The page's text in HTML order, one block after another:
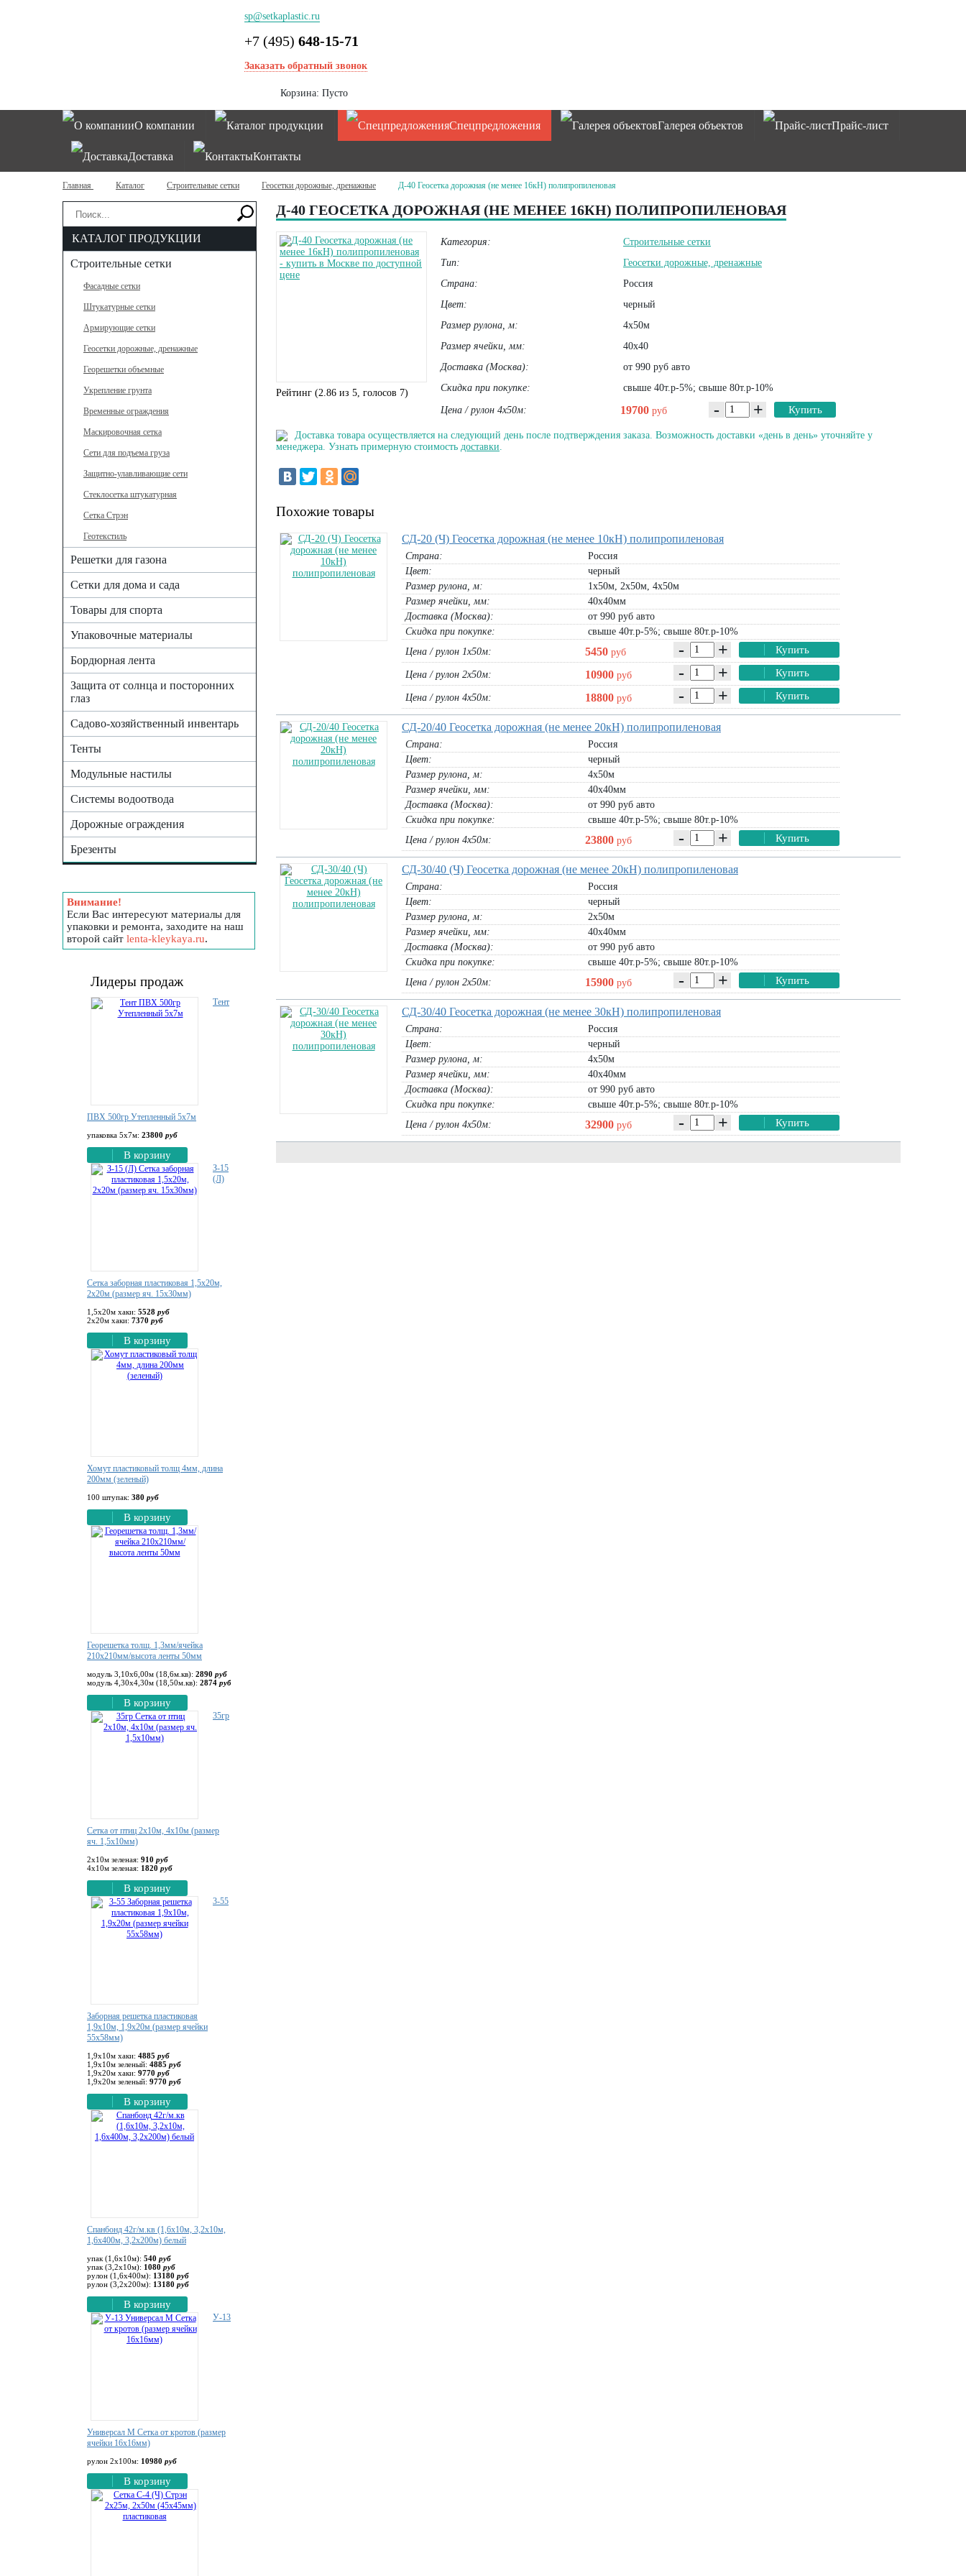
sp@setkaplastic.ru
+7 (495) 648-15-71
Заказать обратный звонок
Корзина: Пусто
О компании Каталог продукции Спецпредложения Галерея объектов Прайс-лист
Доставка Контакты
Главная Каталог Строительные сетки Геосетки дорожные, дренажные Д-40 Геосетка дорожная (не менее 16кН) полипропиленовая
Д-40 ГЕОСЕТКА ДОРОЖНАЯ (НЕ МЕНЕЕ 16КН) ПОЛИПРОПИЛЕНОВАЯ
КАТАЛОГ ПРОДУКЦИИ
Строительные сетки
Фасадные сетки
Штукатурные сетки
Армирующие сетки
Геосетки дорожные, дренажные
Георешетки объемные
Укрепление грунта
Временные ограждения
Маскировочная сетка
Сети для подъема груза
Защитно-улавливающие сети
Стеклосетка штукатурная
Сетка Стрэн
Геотекстиль
Решетки для газона
Сетки для дома и сада
Товары для спорта
Упаковочные материалы
Бордюрная лента
Защита от солнца и посторонних
глаз
Садово-хозяйственный инвентарь
Тенты
Модульные настилы
Системы водоотвода
Дорожные ограждения
Брезенты
Внимание!
Если Вас интересуют материалы для
упаковки и ремонта, заходите на наш
второй сайт lenta-kleykaya.ru.
Лидеры продаж
Тент
ПВХ 500гр Утепленный 5х7м
упаковка 5х7м: 23800 руб
В корзину
З-15
(Л)
Сетка заборная пластиковая 1,5х20м,
2х20м (размер яч. 15х30мм)
1,5х20м хаки: 5528 руб
2х20м хаки: 7370 руб
В корзину
Хомут пластиковый толщ 4мм, длина
200мм (зеленый)
100 штупак: 380 руб
В корзину
Георешетка толщ. 1,3мм/ячейка
210х210мм/высота ленты 50мм
модуль 3,10х6,00м (18,6м.кв): 2890 руб
модуль 4,30х4,30м (18,50м.кв): 2874 руб
В корзину
35гр
Cетка от птиц 2х10м, 4х10м (размер
яч. 1,5х10мм)
2х10м зеленая: 910 руб
4х10м зеленая: 1820 руб
В корзину
3-55
Заборная решетка пластиковая
1,9х10м, 1,9х20м (размер ячейки
55х58мм)
1,9х10м хаки: 4885 руб
1,9х10м зеленый: 4885 руб
1,9х20м хаки: 9770 руб
1,9х20м зеленый: 9770 руб
В корзину
Спанбонд 42г/м.кв (1,6х10м, 3,2х10м,
1,6х400м, 3,2х200м) белый
упак (1,6х10м): 540 руб
упак (3,2х10м): 1080 руб
рулон (1,6х400м): 13180 руб
рулон (3,2х200м): 13180 руб
В корзину
У-13
Универсал М Сетка от кротов (размер
ячейки 16х16мм)
рулон 2х100м: 10980 руб
В корзину
Рейтинг (2.86 из 5, голосов 7)
Категория:
Строительные сетки
Тип:
Геосетки дорожные, дренажные
Страна:
Россия
Цвет:
черный
Размер рулона, м:
4х50м
Размер ячейки, мм:
40х40
Доставка (Москва):
от 990 руб авто
Скидка при покупке:
свыше 40т.р-5%; свыше 80т.р-10%
Цена / рулон 4х50м: 19700 руб - + Купить
Доставка товара осуществляется на следующий день после подтверждения заказа. Возможность доставки «день в день» уточняйте у
менеджера. Узнать примерную стоимость доставки.
Похожие товары
СД-20 (Ч) Геосетка дорожная (не менее 10кН) полипропиленовая
Страна:
Россия
Цвет:
черный
Размер рулона, м:
1х50м, 2х50м, 4х50м
Размер ячейки, мм:
40х40мм
Доставка (Москва):
от 990 руб авто
Скидка при покупке:
свыше 40т.р-5%; свыше 80т.р-10%
Цена / рулон 1х50м:
5450 руб - + Купить
Цена / рулон 2х50м: 10900 руб - + Купить
Цена / рулон 4х50м: 18800 руб - + Купить
СД-20/40 Геосетка дорожная (не менее 20кН) полипропиленовая
Страна:
Россия
Цвет:
черный
Размер рулона, м:
4х50м
Размер ячейки, мм:
40х40мм
Доставка (Москва):
от 990 руб авто
Скидка при покупке:
свыше 40т.р-5%; свыше 80т.р-10%
Цена / рулон 4х50м:
23800 руб - + Купить
СД-30/40 (Ч) Геосетка дорожная (не менее 20кН) полипропиленовая
Страна:
Россия
Цвет:
черный
Размер рулона, м:
2х50м
Размер ячейки, мм:
40х40мм
Доставка (Москва):
от 990 руб авто
Скидка при покупке:
свыше 40т.р-5%; свыше 80т.р-10%
Цена / рулон 2х50м:
15900 руб - + Купить
СД-30/40 Геосетка дорожная (не менее 30кН) полипропиленовая
Страна:
Россия
Цвет:
черный
Размер рулона, м:
4х50м
Размер ячейки, мм:
40х40мм
Доставка (Москва):
от 990 руб авто
Скидка при покупке:
свыше 40т.р-5%; свыше 80т.р-10%
Цена / рулон 4х50м:
32900 руб - + Купить